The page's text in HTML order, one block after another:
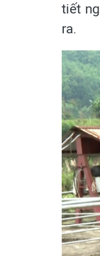
tiết
ra.